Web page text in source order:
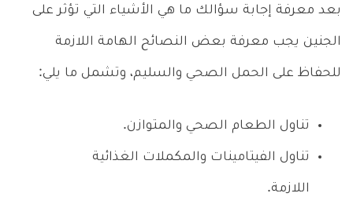
بعد معرفة إجابة سؤالك ما هي الأشياء التي تؤثر على
الجنين يجب معرفة بعض النصائح الهامة اللازمة
للحفاظ على الحمل الصحي والسليم، وتشمل ما يلي:
تناول الطعام الصحي والمتوازن.
تناول الفيتامينات والمكملات الغذائية
اللازمة.